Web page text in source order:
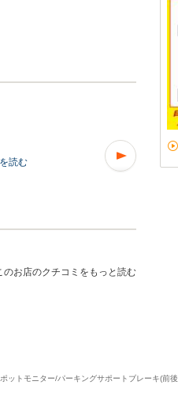
読む
のお店のクチコミをもっと読む
トモニター/パーキングサポートブレーキ(前